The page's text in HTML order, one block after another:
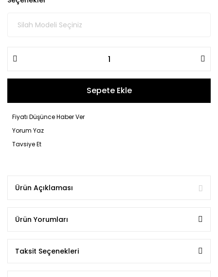
Sepete Ekle
Fiyatı Düşünce Haber Ver
Yorum Yaz
Tavsiye Et
Ürün Açıklaması
Ürün Yorumları
Taksit Seçenekleri